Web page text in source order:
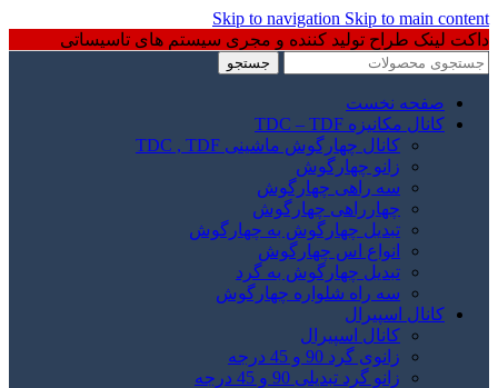
Skip to navigation Skip to main content
داکت لینک طراح تولید کننده و مجری سیستم های تاسیساتی
جستجو
صفحه نخست
کانال مکانیزه TDC – TDF
کانال چهارگوش ماشینی TDC , TDF
زانو چهارگوش
سه راهی چهارگوش
چهارراهی چهارگوش
تبدیل چهارگوش به چهارگوش
انواع اس چهارگوش
تبدیل چهارگوش به گرد
سه راه شلواره چهارگوش
کانال اسپیرال
کانال اسپیرال
زانوی گرد 90 و 45 درجه
زانو گرد تبدیلی 90 و 45 درجه